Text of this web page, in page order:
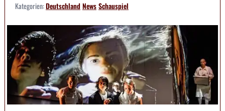
Kategorien:DeutschlandNewsSchauspiel